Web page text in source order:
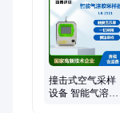
防护包、油气回
检测、摇床、微
人防护装备、移
撞击式空气采样
设备 智能气溶胶